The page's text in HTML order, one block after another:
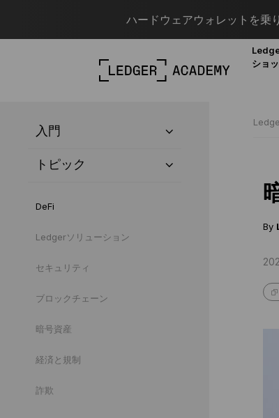
ハードウェアウォレットを乗
ショ
入門
トピック
DeFi
Ledgerソリューション
セキュリティ
ブロックチェーン
暗号資産
経済と規制
詐欺
By